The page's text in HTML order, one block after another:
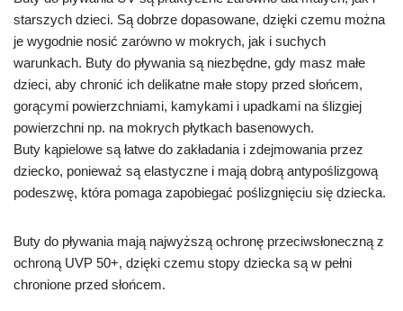
starszych dzieci. Są dobrze dopasowane, dzięki czemu można
je wygodnie nosić zarówno w mokrych, jak i suchych
warunkach. Buty do pływania są niezbędne, gdy masz małe
dzieci, aby chronić ich delikatne małe stopy przed słońcem,
gorącymi powierzchniami, kamykami i upadkami na ślizgiej
powierzchni np. na mokrych płytkach basenowych.
Buty kąpielowe są łatwe do zakładania i zdejmowania przez
dziecko, ponieważ są elastyczne i mają dobrą antypoślizgową
podeszwę, która pomaga zapobiegać poślizgnięciu się dziecka.
Buty do pływania mają najwyższą ochronę przeciwsłoneczną z
ochroną UVP 50+, dzięki czemu stopy dziecka są w pełni
chronione przed słońcem.